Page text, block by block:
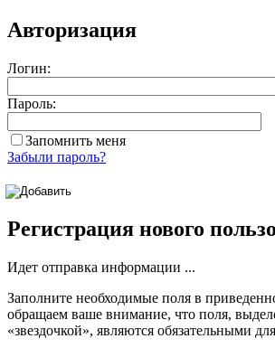
Авторизация
Логин:
Пароль:
Запомнить меня
Забыли пароль?
Регистрация нового
Идет отправка информации ...
Заполните необходимые поля в
обращаем ваше внимание, что поля,
«звездочкой», являются обязательными